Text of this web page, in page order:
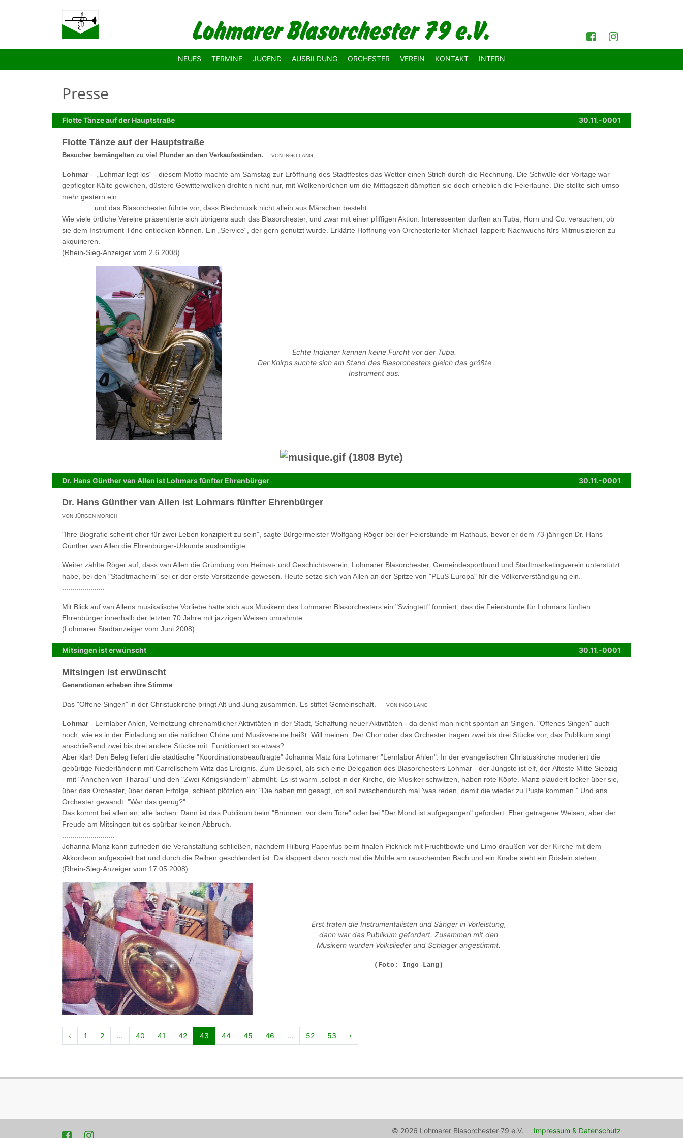
Facebook
NEUES TERMINE JUGEND AUSBILDUNG ORCHESTER VEREIN KONTAKT INTERN
Presse
Flotte Tänze auf der Hauptstraße 30.11.-0001
Flotte Tänze auf der Hauptstraße
Besucher bemängelten zu viel Plunder an den Verkaufsständen. VON INGO LANG
Lohmar-
„Lohmar legt los“ - diesem Motto machte am Samstag zur Eröffnung des Stadtfestes das Wetter einen Strich durch die Rechnung. Die Schwüle der Vortage war
gepflegter Kälte gewichen, düstere Gewitterwolken drohten nicht nur, mit Wolkenbrüchen um die Mittagszeit dämpften sie doch erheblich die Feierlaune. Die stellte sich umso
mehr gestern ein.
............... und das Blasorchester führte vor, dass Blechmusik nicht allein aus Märschen besteht.
Wie viele örtliche Vereine präsentierte sich übrigens auch das Blasorchester, und zwar mit einer pfiffigen Aktion. Interessenten durften an Tuba, Horn und Co. versuchen, ob
sie dem Instrument Töne entlocken können. Ein „Service“, der gern genutzt wurde. Erklärte Hoffnung von Orchesterleiter Michael Tappert: Nachwuchs fürs Mitmusizieren zu
akquirieren.
(Rhein-Sieg-Anzeiger vom 2.6.2008)
Echte Indianer kennen keine Furcht vor der Tuba.
Der Knirps suchte sich am Stand des Blasorchesters gleich das größte
Instrument aus.
Dr. Hans Günther van Allen ist Lohmars fünfter Ehrenbürger 30.11.-0001
Dr. Hans Günther van Allen ist Lohmars fünfter Ehrenbürger
VON JÜRGEN MORICH
"Ihre Biografie scheint eher für zwei Leben konzipiert zu sein", sagte Bürgermeister Wolfgang Röger bei der Feierstunde im Rathaus, bevor er dem 73-jährigen Dr. Hans
Günther van Allen die Ehrenbürger-Urkunde aushändigte. ....................
Weiter zählte Röger auf, dass van Allen die Gründung von Heimat- und Geschichtsverein, Lohmarer Blasorchester, Gemeindesportbund und Stadtmarketingverein unterstützt
habe, bei den "Stadtmachern" sei er der erste Vorsitzende gewesen. Heute setze sich van Allen an der Spitze von "PLuS Europa" für die Völkerverständigung ein.
Mit Blick auf van Allens musikalische Vorliebe hatte sich aus Musikern des Lohmarer Blasorchesters ein "Swingtett" formiert, das die Feierstunde für Lohmars fünften
Ehrenbürger innerhalb der letzten 70 Jahre mit jazzigen Weisen umrahmte.
(Lohmarer Stadtanzeiger vom Juni 2008)
Mitsingen ist erwünscht 30.11.-0001
Mitsingen ist erwünscht
Generationen erheben ihre Stimme
Das "Offene Singen" in der Christuskirche bringt Alt und Jung zusammen. Es stiftet Gemeinschaft. VON INGO LANG
Lohmar- Lernlaber Ahlen, Vernetzung ehrenamtlicher Aktivitäten in der Stadt, Schaffung neuer Aktivitäten - da denkt man nicht spontan an Singen. "Offenes Singen" auch
noch, wie es in der Einladung an die rötlichen Chöre und Musikvereine heißt. Will meinen: Der Chor oder das Orchester tragen zwei bis drei Stücke vor, das Publikum singt
anschließend zwei bis drei andere Stücke mit. Funktioniert so etwas?
Aber klar! Den Beleg liefert die städtische "Koordinationsbeauftragte" Johanna Matz fürs Lohmarer "Lernlabor Ahlen". In der evangelischen Christuskirche moderiert die
gebürtige Niederländerin mit Carrellschem Witz das Ereignis. Zum Beispiel, als sich eine Delegation des Blasorchesters Lohmar - der Jüngste ist elf, der Älteste Mitte Siebzig
- mit "Ännchen von Tharau" und den "Zwei Königskindern" abmüht. Es ist warm ,selbst in der Kirche, die Musiker schwitzen, haben rote Köpfe. Manz plaudert locker über sie,
über das Orchester, über deren Erfolge, schiebt plötzlich ein: "Die haben mit gesagt, ich soll zwischendurch mal 'was reden, damit die wieder zu Puste kommen." Und ans
Orchester gewandt: "War das genug?"
Das kommt bei allen an, alle lachen. Dann ist das Publikum beim "Brunnen vor dem Tore" oder bei "Der Mond ist aufgegangen" gefordert. Eher getragene Weisen, aber der
Freude am Mitsingen tut es spürbar keinen Abbruch.
Johanna Manz kann zufrieden die Veranstaltung schließen, nachdem Hilburg Papenfus beim finalen Picknick mit Fruchtbowle und Limo draußen vor der Kirche mit dem
Akkordeon aufgespielt hat und durch die Reihen geschlendert ist. Da klappert dann noch mal die Mühle am rauschenden Bach und ein Knabe sieht ein Röslein stehen.
(Rhein-Sieg-Anzeiger vom 17.05.2008)
Erst traten die Instrumentalisten und Sänger in Vorleistung,
dann war das Publikum gefordert. Zusammen mit den
Musikern wurden Volkslieder und Schlager angestimmt.
(Foto: Ingo Lang)
‹ 1 2 ... 40 41 42 43 44 45 46 ... 52 53 ›
© 2026 Lohmarer Blasorchester 79 e.V. Impressum & Datenschutz
Facebook